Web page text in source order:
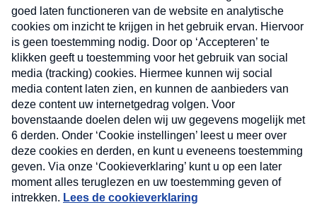
Verzend
Nieuwsbrief
Neem hier een gratis abonnement op onze
nieuwsbrief. Elke vrijdag- en dinsdagochtend in uw